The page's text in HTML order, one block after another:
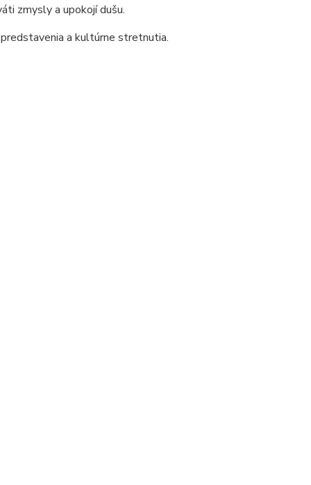
zmysly a upokojí dušu.
a kultúrne stretnutia.